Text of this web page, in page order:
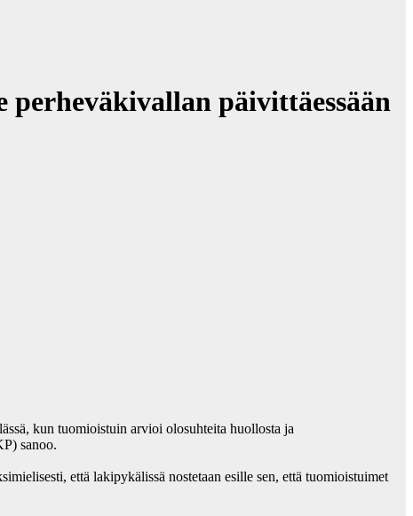
päivittäessään
kun tuomioistuin arvioi olosuhteita huollosta ja
sanoo.
että lakipykälissä nostetaan esille sen, että tuomioistuimet